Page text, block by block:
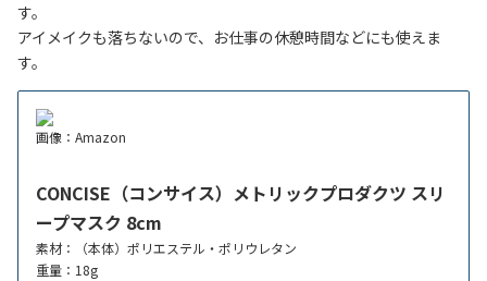
す。
アイメイクも落ちないので、お仕事の休憩時間などにも使えま
す。
画像：Amazon
CONCISE（コンサイス）メトリックプロダクツ スリ
ープマスク 8cm
素材：（本体）ポリエステル・ポリウレタン
重量：18g